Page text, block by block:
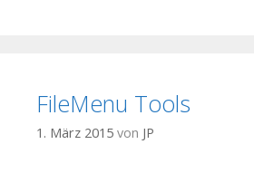
FileMenu Tools
1. März 2015 von JP